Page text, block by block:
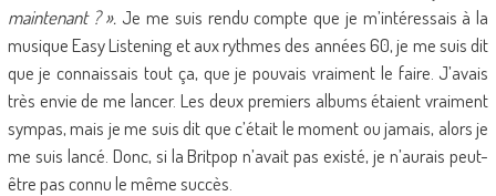
maintenant ? ». Je me suis rendu compte que je m’intéressais à la
musique Easy Listening et aux rythmes des années 60, je me suis dit
que je connaissais tout ça, que je pouvais vraiment le faire. J’avais
très envie de me lancer. Les deux premiers albums étaient vraiment
sympas, mais je me suis dit que c’était le moment ou jamais, alors je
me suis lancé. Donc, si la Britpop n’avait pas existé, je n’aurais peut-
être pas connu le même succès.